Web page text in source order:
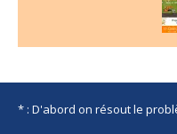
* : D'abord on résout le